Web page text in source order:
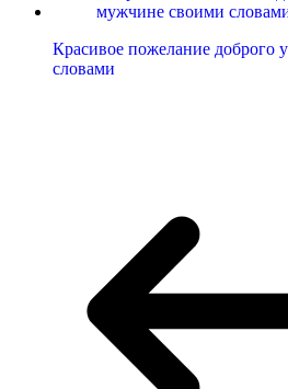
Красивое пожелание доброго
словами